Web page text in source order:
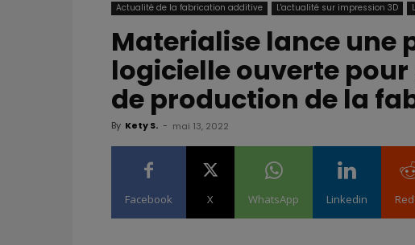
Actualité de la fabrication additive L'actualité sur impression 3D
Materialise lance une
logicielle ouverte
de production de la
By Kety S. - mai 13, 2022
Facebook X WhatsApp Linkedin